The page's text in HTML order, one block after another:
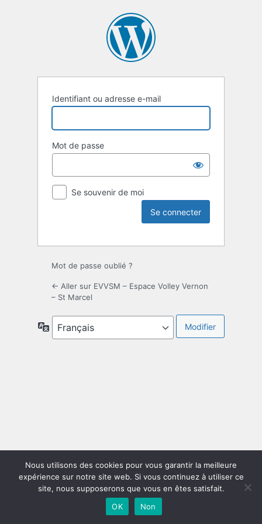
Identifiant ou adresse e-mail
Mot de passe
Se souvenir de moi
Mot de passe oublié ?
← Aller sur EVVSM – Espace Volley Vernon
– St Marcel
Langue
Nous utilisons des cookies pour vous garantir la meilleure
expérience sur notre site web. Si vous continuez à utiliser ce
site, nous supposerons que vous en êtes satisfait.
OK
Non